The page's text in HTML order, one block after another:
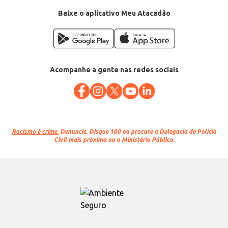
Baixe o aplicativo Meu Atacadão
Acompanhe a gente nas redes sociais
Racismo é crime. Denuncie. Disque 100 ou procure a Delegacia de Polícia
Civil mais próxima ou o Ministério Público.